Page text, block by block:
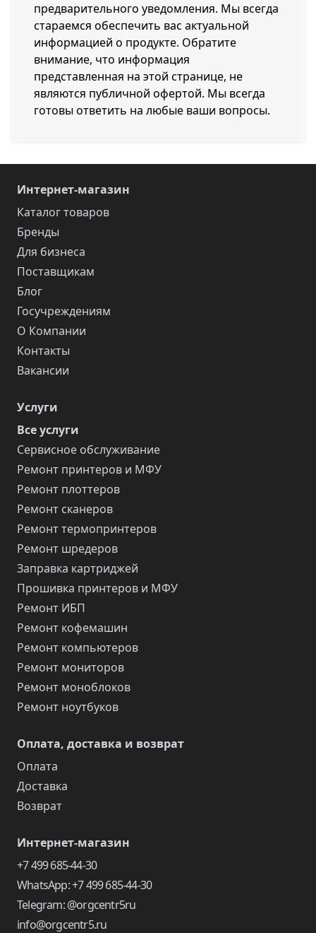
предварительного уведомления. Мы всегда
стараемся обеспечить вас актуальной
информацией о продукте. Обратите
внимание, что информация
представленная на этой странице, не
являются публичной офертой. Мы всегда
готовы ответить на любые ваши вопросы.
Интернет-магазин
Каталог товаров
Бренды
Для бизнеса
Поставщикам
Блог
Госучреждениям
О Компании
Контакты
Вакансии
Услуги
Все услуги
Сервисное обслуживание
Ремонт принтеров и МФУ
Ремонт плоттеров
Ремонт сканеров
Ремонт термопринтеров
Ремонт шредеров
Заправка картриджей
Прошивка принтеров и МФУ
Ремонт ИБП
Ремонт кофемашин
Ремонт компьютеров
Ремонт мониторов
Ремонт моноблоков
Ремонт ноутбуков
Оплата, доставка и возврат
Оплата
Доставка
Возврат
Интернет-магазин
+7 499 685-44-30
WhatsApp: +7 499 685-44-30
Telegram: @orgcentr5ru
info@orgcentr5.ru